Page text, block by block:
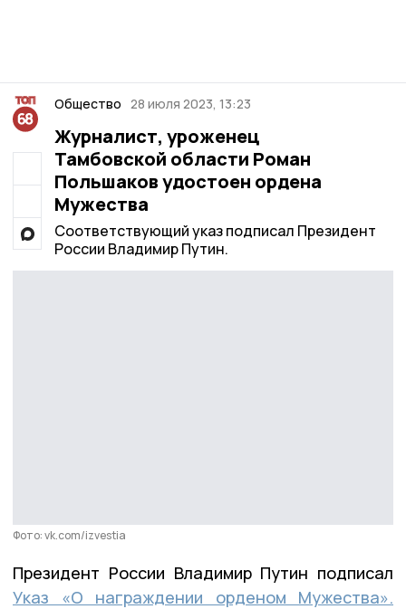
Общество 28 июля 2023, 13:23
Журналист, уроженец
Тамбовской области Роман
Польшаков удостоен ордена
Мужества
Соответствующий указ подписал Президент
России Владимир Путин.
Фото: vk.com/izvestia
Президент России Владимир Путин подписал
Указ «О награждении орденом Мужества».